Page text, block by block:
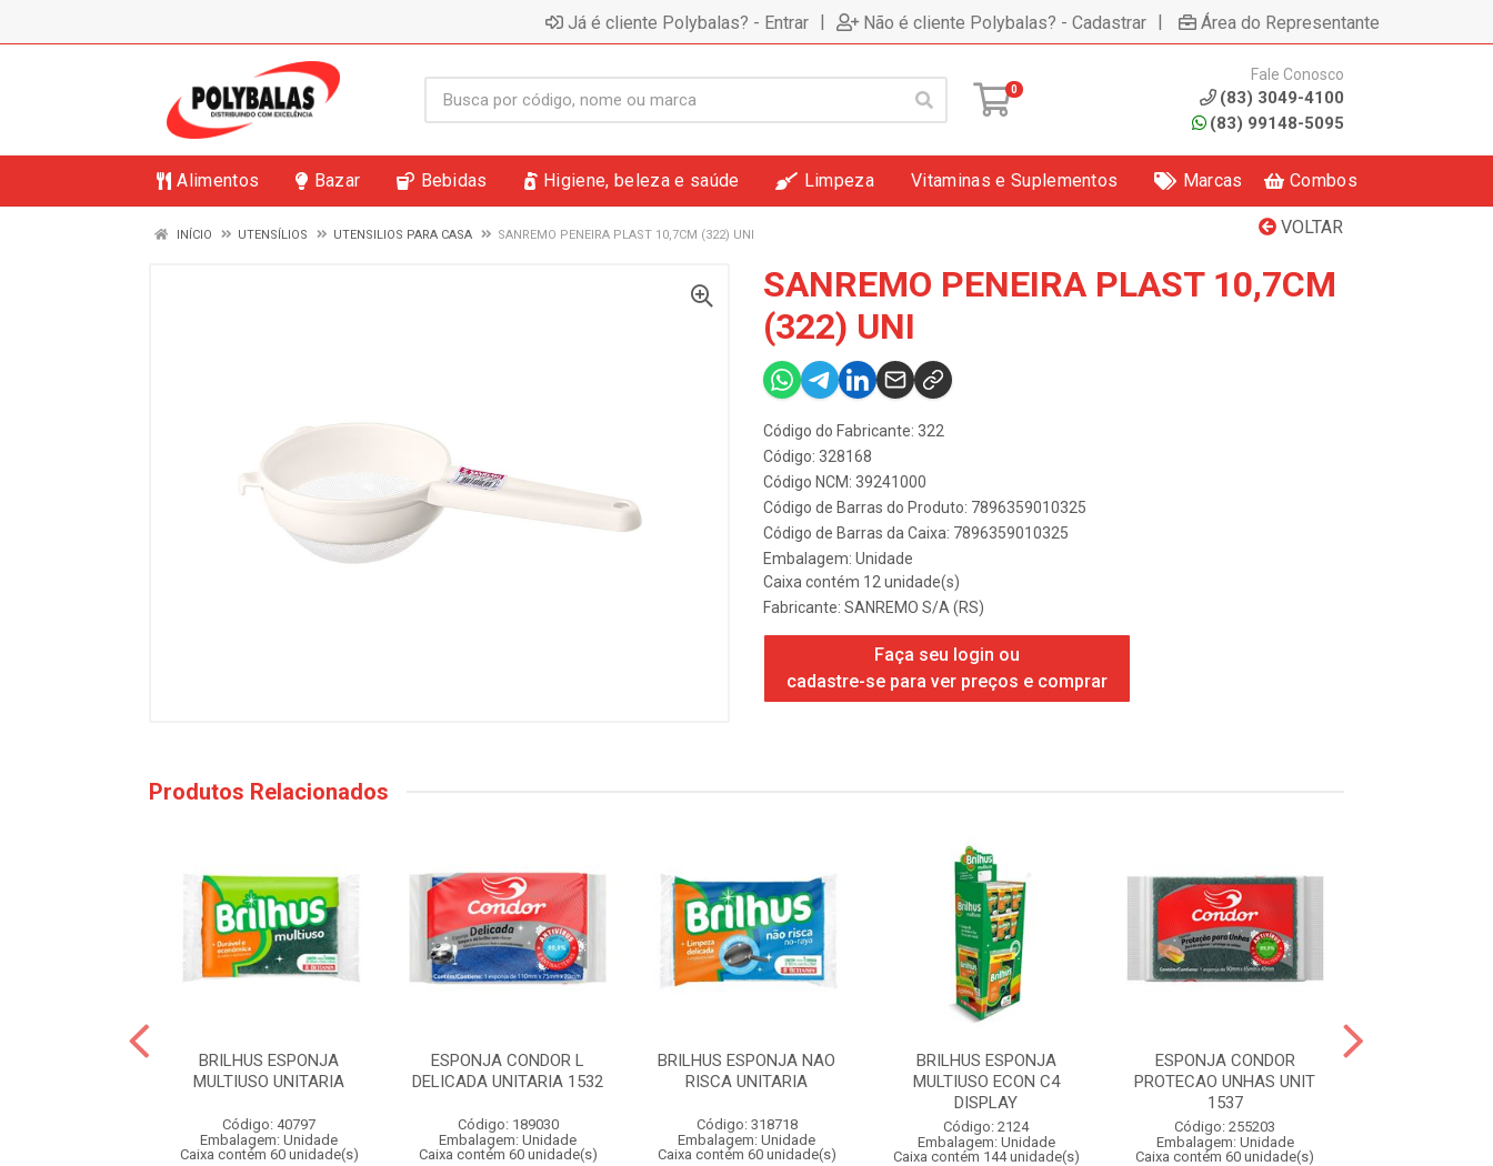
Já é cliente Polybalas? - Entrar | Não é cliente Polybalas? - Cadastrar | Área do Representante
0
Fale Conosco
(83) 3049-4100
(83) 99148-5095
Alimentos Bazar Bebidas Higiene, beleza e saúde Limpeza Vitaminas e Suplementos Marcas Combos
VOLTAR
INÍCIO UTENSÍLIOS UTENSILIOS PARA CASA SANREMO PENEIRA PLAST 10,7CM (322) UNI
SANREMO PENEIRA PLAST 10,7CM
(322) UNI
Código do Fabricante: 322
Código: 328168
Código NCM: 39241000
Código de Barras do Produto: 7896359010325
Código de Barras da Caixa: 7896359010325
Embalagem: Unidade
Caixa contém 12 unidade(s)
Fabricante: SANREMO S/A (RS)
Faça seu login ou
cadastre-se para ver preços e comprar
Produtos Relacionados
BRILHUS ESPONJA
MULTIUSO UNITARIA
Código: 40797
Embalagem: Unidade
Caixa contém 60 unidade(s)
ESPONJA CONDOR L
DELICADA UNITARIA 1532
Código: 189030
Embalagem: Unidade
Caixa contém 60 unidade(s)
BRILHUS ESPONJA NAO
RISCA UNITARIA
Código: 318718
Embalagem: Unidade
Caixa contém 60 unidade(s)
BRILHUS ESPONJA
MULTIUSO ECON C4
DISPLAY
Código: 2124
Embalagem: Unidade
Caixa contém 144 unidade(s)
ESPONJA CONDOR
PROTECAO UNHAS UNIT
1537
Código: 255203
Embalagem: Unidade
Caixa contém 60 unidade(s)